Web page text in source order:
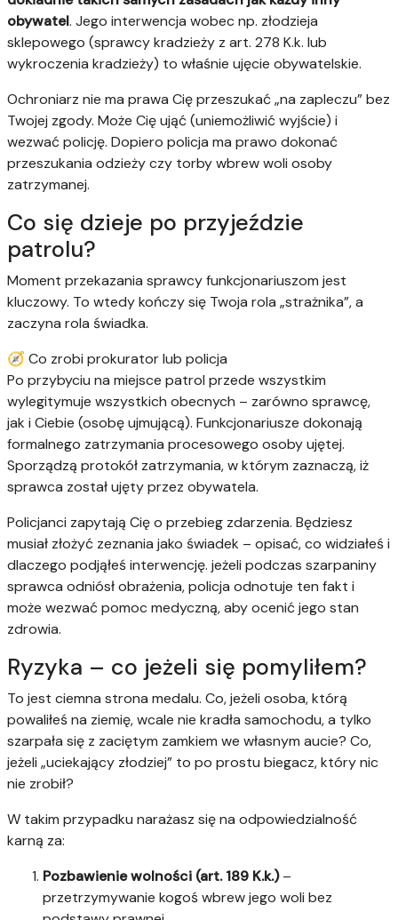
obywatel. Jego interwencja wobec np. złodzieja
sklepowego (sprawcy kradzieży z art. 278 K.k. lub
wykroczenia kradzieży) to właśnie ujęcie obywatelskie.
Ochroniarz nie ma prawa Cię przeszukać „na zapleczu” bez
Twojej zgody. Może Cię ująć (uniemożliwić wyjście) i
wezwać policję. Dopiero policja ma prawo dokonać
przeszukania odzieży czy torby wbrew woli osoby
zatrzymanej.
Co się dzieje po przyjeździe
patrolu?
Moment przekazania sprawcy funkcjonariuszom jest
kluczowy. To wtedy kończy się Twoja rola „strażnika”, a
zaczyna rola świadka.
🧭 Co zrobi prokurator lub policja
Po przybyciu na miejsce patrol przede wszystkim
wylegitymuje wszystkich obecnych – zarówno sprawcę,
jak i Ciebie (osobę ujmującą). Funkcjonariusze dokonają
formalnego zatrzymania procesowego osoby ujętej.
Sporządzą protokół zatrzymania, w którym zaznaczą, iż
sprawca został ujęty przez obywatela.
Policjanci zapytają Cię o przebieg zdarzenia. Będziesz
musiał złożyć zeznania jako świadek – opisać, co widziałeś i
dlaczego podjąłeś interwencję. jeżeli podczas szarpaniny
sprawca odniósł obrażenia, policja odnotuje ten fakt i
może wezwać pomoc medyczną, aby ocenić jego stan
zdrowia.
Ryzyka – co jeżeli się pomyliłem?
To jest ciemna strona medalu. Co, jeżeli osoba, którą
powaliłeś na ziemię, wcale nie kradła samochodu, a tylko
szarpała się z zaciętym zamkiem we własnym aucie? Co,
jeżeli „uciekający złodziej” to po prostu biegacz, który nic
nie zrobił?
W takim przypadku narażasz się na odpowiedzialność
karną za:
Pozbawienie wolności (art. 189 K.k.)–
przetrzymywanie kogoś wbrew jego woli bez